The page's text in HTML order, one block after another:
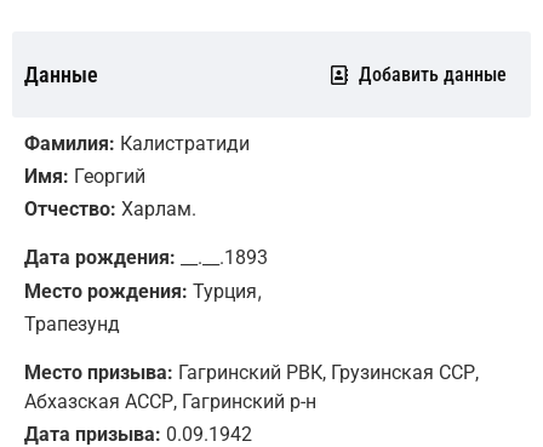
Данные Добавить данные
Фамилия: Калистратиди
Имя: Георгий
Отчество: Харлам.
Дата рождения: __.__.1893
Место рождения: Турция,
Трапезунд
Место призыва: Гагринский РВК, Грузинская ССР,
Абхазская АССР, Гагринский р-н
Дата призыва: 0.09.1942